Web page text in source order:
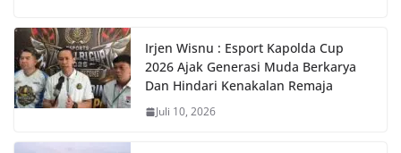
Irjen Wisnu : Esport Kapolda Cup
2026 Ajak Generasi Muda Berkarya
Dan Hindari Kenakalan Remaja
Juli 10, 2026